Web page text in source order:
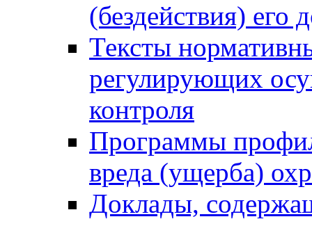
(бездействия)
Тексты
регулирующих
контроля
Программы
вреда (ущерба)
Доклады,